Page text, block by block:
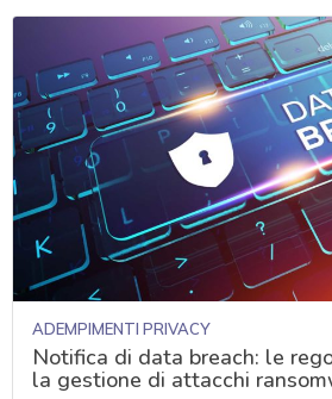
ADEMPIMENTI PRIVACY
Notifica di data breach: le
la gestione di attacchi